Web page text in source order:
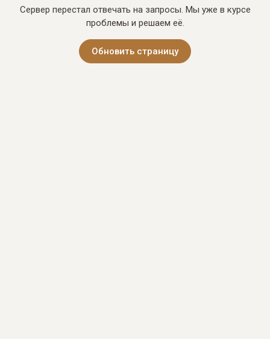
Сервер перестал отвечать на запросы. Мы уже в курсе
проблемы и решаем её.
Обновить страницу